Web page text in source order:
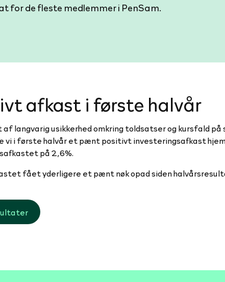
for de fleste medlemmer i PenSam.
afkast i første halvår
langvarig usikkerhed omkring toldsatser og kursfald på
vi i første halvår et pænt positivt investeringsafkast
på 2,6%.
fået yderligere et pænt nøk opad siden